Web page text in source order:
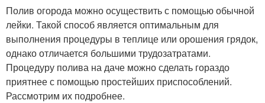
Полив огорода можно осуществить с помощью обычной
лейки. Такой способ является оптимальным для
выполнения процедуры в теплице или орошения грядок,
однако отличается большими трудозатратами.
Процедуру полива на даче можно сделать гораздо
приятнее с помощью простейших приспособлений.
Рассмотрим их подробнее.